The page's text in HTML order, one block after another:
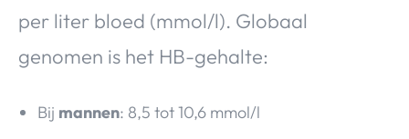
per liter bloed (mmol/l). Globaal
genomen is het HB-gehalte:
Bij mannen: 8,5 tot 10,6 mmol/l